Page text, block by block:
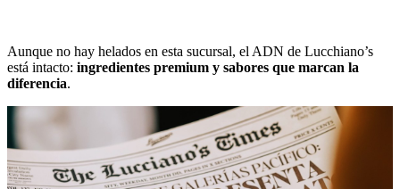
Aunque no hay helados en esta sucursal, el ADN de Lucchiano’s
está intacto: ingredientes premium y sabores que marcan la
diferencia.